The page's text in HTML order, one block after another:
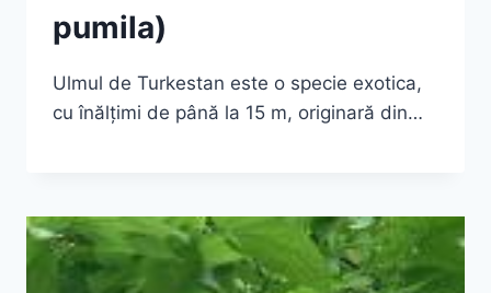
pumila)
Ulmul de Turkestan este o specie exotica,
cu înălţimi de până la 15 m, originară din…